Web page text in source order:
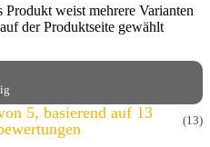
Produkt weist mehrere Varianten
der Produktseite gewählt
5, basierend auf 13
(13)